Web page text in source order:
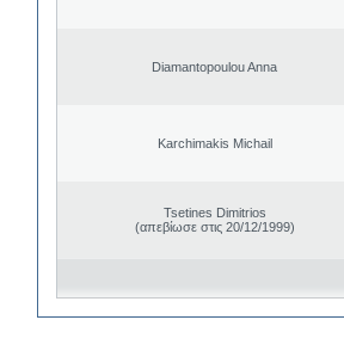
Diamantopoulou Anna
Karchimakis Michail
Tsetines Dimitrios
(απεβίωσε στις 20/12/1999)